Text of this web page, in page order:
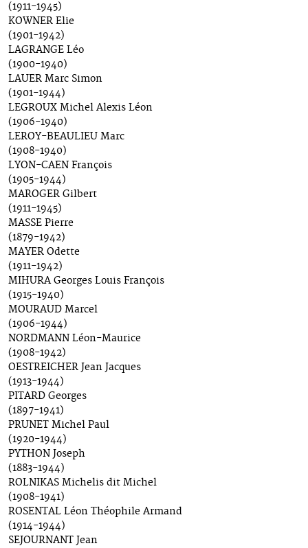
(1911-1945)
KOWNER Elie
(1901-1942)
LAGRANGE Léo
(1900-1940)
LAUER Marc Simon
(1901-1944)
LEGROUX Michel Alexis Léon
(1906-1940)
LEROY-BEAULIEU Marc
(1908-1940)
LYON-CAEN François
(1905-1944)
MAROGER Gilbert
(1911-1945)
MASSE Pierre
(1879-1942)
MAYER Odette
(1911-1942)
MIHURA Georges Louis François
(1915-1940)
MOURAUD Marcel
(1906-1944)
NORDMANN Léon-Maurice
(1908-1942)
OESTREICHER Jean Jacques
(1913-1944)
PITARD Georges
(1897-1941)
PRUNET Michel Paul
(1920-1944)
PYTHON Joseph
(1883-1944)
ROLNIKAS Michelis dit Michel
(1908-1941)
ROSENTAL Léon Théophile Armand
(1914-1944)
SEJOURNANT Jean